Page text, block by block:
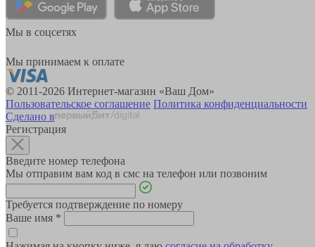
Мы в соцсетях
Мы принимаем к оплате
© 2011-2026 Интернет-магазин «Ваш Дом»
Пользовательское соглашение Политика конфиденциальности
Сделано в
Регистрация
Введите номер телефона
Мы отправим вам код в смс на телефон или позвоним
Требуется подтверждение по номеру
Ваше имя *